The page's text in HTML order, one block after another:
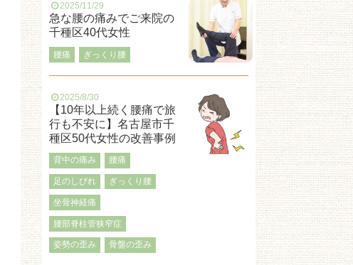
2025/11/29
急な腰の痛みでご来院の
千種区40代女性
腰痛 ぎっくり腰
2025/8/30
【10年以上続く腰痛で旅
行も不安に】名古屋市千
種区50代女性の改善事例
背中の痛み 腰痛
足のしびれ ぎっくり腰
坐骨神経痛
腰部脊柱管狭窄症
姿勢の歪み 骨盤の歪み